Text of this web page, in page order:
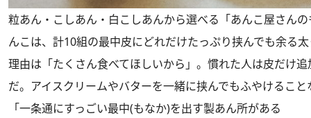
粒あん・こしあん・白こしあんから選べる「あんこ屋さん
んこは、計10組の最中皮にどれだけたっぷり挟んでも余る
理由は「たくさん食べてほしいから」。慣れた人は皮だけ
だ。アイスクリームやバターを一緒に挟んでもふやけるこ
「一条通にすっごい最中(もなか)を出す製あん所がある